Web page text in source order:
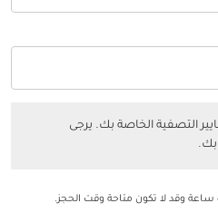
التصفية الخاصة بك. يرجى
بك.